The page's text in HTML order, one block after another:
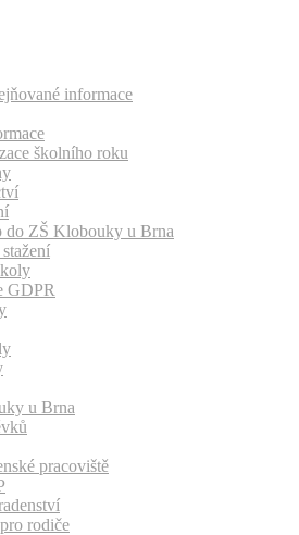
informace
školního roku
do ZŠ Klobouky u Brna
GDPR
u Brna
pracoviště
rodiče